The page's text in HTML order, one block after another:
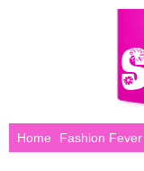
Home Fashion Fever